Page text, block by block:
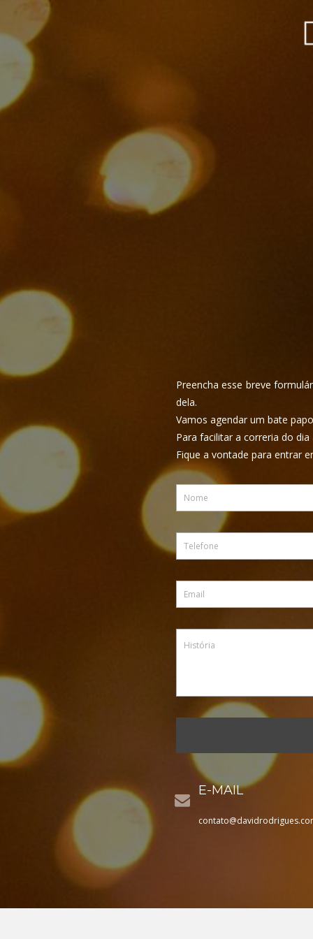
Preencha esse breve
dela.
Vamos agendar um bate
Para facilitar a correria do
Fique a vontade para entrar
E-MAIL